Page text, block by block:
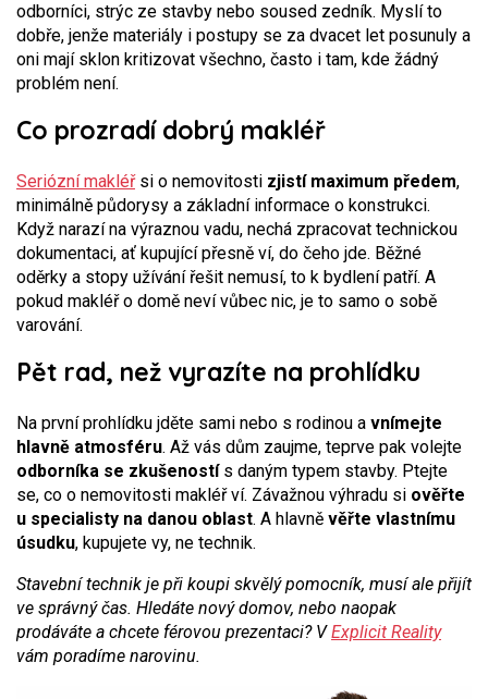
odborníci, strýc ze stavby nebo soused zedník. Myslí to
dobře, jenže materiály i postupy se za dvacet let posunuly a
oni mají sklon kritizovat všechno, často i tam, kde žádný
problém není.
Co prozradí dobrý makléř
Seriózní makléřsi o nemovitosti zjistí maximum předem,
minimálně půdorysy a základní informace o konstrukci.
Když narazí na výraznou vadu, nechá zpracovat technickou
dokumentaci, ať kupující přesně ví, do čeho jde. Běžné
oděrky a stopy užívání řešit nemusí, to k bydlení patří. A
pokud makléř o domě neví vůbec nic, je to samo o sobě
varování.
Pět rad, než vyrazíte na prohlídku
Na první prohlídku jděte sami nebo s rodinou a vnímejte
hlavně atmosféru. Až vás dům zaujme, teprve pak volejte
odborníka se zkušeností s daným typem stavby. Ptejte
se, co o nemovitosti makléř ví. Závažnou výhradu si ověřte
u specialisty na danou oblast. A hlavně věřte vlastnímu
úsudku, kupujete vy, ne technik.
Stavební technik je při koupi skvělý pomocník, musí ale přijít
ve správný čas. Hledáte nový domov, nebo naopak
prodáváte a chcete férovou prezentaci? VExplicit Reality
vám poradíme narovinu.